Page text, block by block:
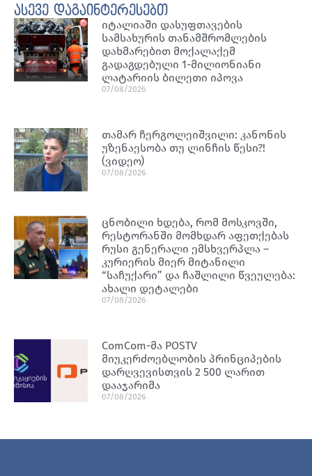
ასევე დაგაინტერესებთ
იტალიაში დასუფთავების
სამსახურის თანამშრომლების
დახმარებით მოქალაქემ
გადაგდებული 1-მილიონიანი
ლატარიის ბილეთი იპოვა
07/08/2026
თამარ ჩერგოლეიშვილი: კანონის
უზენაესობა თუ ლინჩის წესი?!
(ვიდეო)
07/08/2026
ცნობილი ხდება, რომ მოსკოვში,
რესტორანში მომხდარ აფეთქებას
რუსი გენერალი ემსხვერპლა –
კურიერის მიერ მიტანილი
“საჩუქარი” და ჩაშლილი წვეულება:
ახალი დეტალები
07/08/2026
ComCom-მა POSTV
მიუკერძოებლობის პრინციპების
დარღვევისთვის 2 500 ლარით
დააჯარიმა
07/08/2026